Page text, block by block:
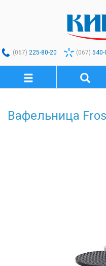
(067) 225-80-20 (067) 540-
Вафельница